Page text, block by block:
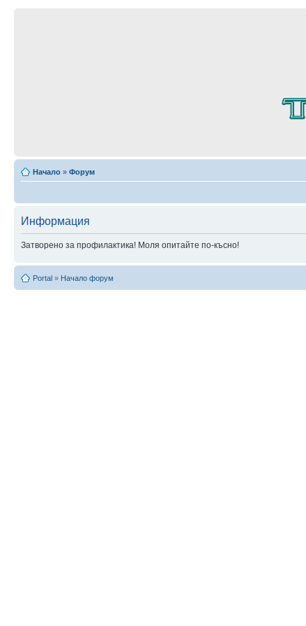
Начало » Форум
Информация
Затворено за профилактика! Моля опитайте по-късно!
Portal » Начало форум